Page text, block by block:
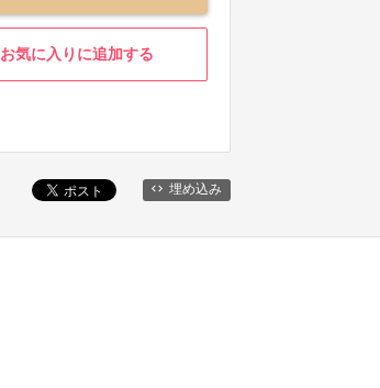
お気に入りに追加する
埋め込み